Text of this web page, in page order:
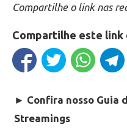
Compartilhe o link nas
Compartilhe este link
► Confira nosso Guia
Streamings